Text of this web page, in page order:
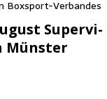
Super­vi­
Müns­ter